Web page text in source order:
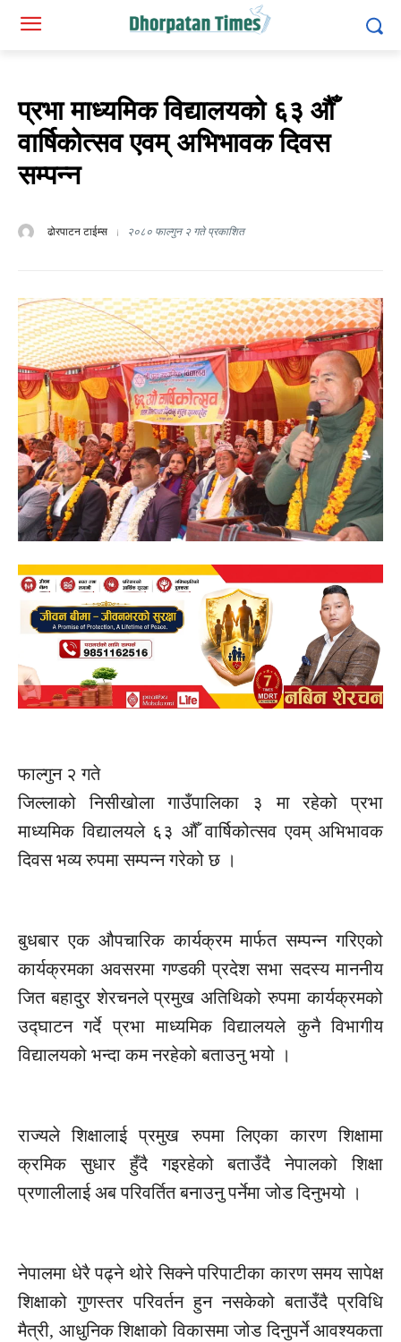
प्रभा माध्यमिक विद्यालयको ६३ औँ
वार्षिकोत्सव एवम् अभिभावक दिवस
सम्पन्न
ढोरपाटन टाईम्स २०८० फाल्गुन २ गते प्रकाशित
फाल्गुन २ गते
जिल्लाकोनिसीखोलागाउँपालिका ३ मा रहेको प्रभा
माध्यमिक विद्यालयले ६३ औँ वार्षिकोत्सव एवम् अभिभावक
दिवस भव्य रुपमा सम्पन्न गरेको छ ।
बुधबार एक औपचारिक कार्यक्रम मार्फत सम्पन्न गरिएको
कार्यक्रमका अवसरमा गण्डकी प्रदेश सभा सदस्य माननीय
जित बहादुर शेरचनले प्रमुख अतिथिको रुपमा कार्यक्रमको
उद्घाटन गर्दे प्रभा माध्यमिक विद्यालयले कुनै विभागीय
विद्यालयको भन्दा कम नरहेको बताउनु भयो ।
राज्यले शिक्षालाई प्रमुख रुपमा लिएका कारण शिक्षामा
क्रमिक सुधार हुँदै गइरहेको बताउँदै नेपालको शिक्षा
प्रणालीलाई अब परिवर्तित बनाउनु पर्नेमा जोड दिनुभयो ।
नेपालमा धेरै पढ्ने थोरे सिक्ने परिपाटीका कारण समय सापेक्ष
शिक्षाको गुणस्तर परिवर्तन हुन नसकेको बताउँदै प्रविधि
मैत्री, आधुनिक शिक्षाको विकासमा जोड दिनुपर्ने आवश्यकता